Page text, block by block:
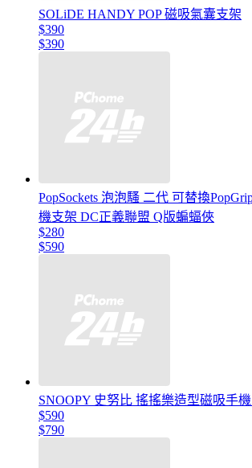
SOLiDE HANDY POP 磁吸氣囊支架
$390
$390
PopSockets 泡泡騷 二代 可替換
機支架 DC正義聯盟 Q版蝙蝠俠
$280
$590
SNOOPY 史努比 搖搖樂造型磁吸手
$590
$790